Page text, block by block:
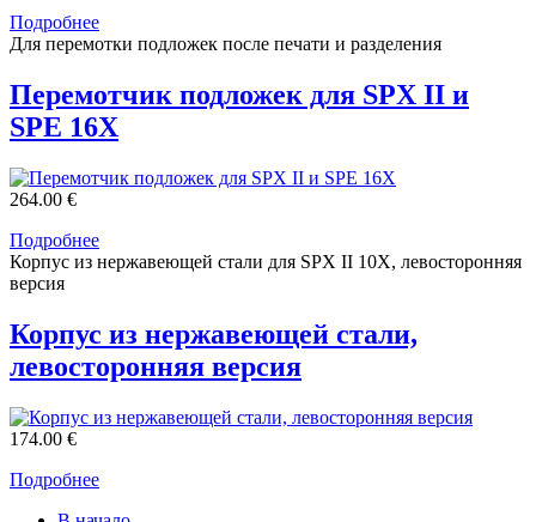
Подробнее
Для перемотки подложек после печати и разделения
Перемотчик подложек для SPX II и
SPE 16X
264.00 €
Подробнее
Корпус из нержавеющей стали для SPX II 10X, левосторонняя
версия
Корпус из нержавеющей стали,
левосторонняя версия
174.00 €
Подробнее